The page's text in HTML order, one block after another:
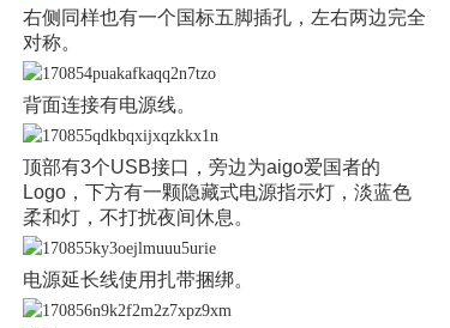
右侧同样也有一个国标五脚插孔，左右两边完全
对称。
背面连接有电源线。
顶部有3个USB接口，旁边为aigo爱国者的
Logo，下方有一颗隐藏式电源指示灯，淡蓝色
柔和灯，不打扰夜间休息。
电源延长线使用扎带捆绑。